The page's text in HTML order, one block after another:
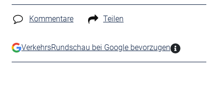
Kommentare Teilen
VerkehrsRundschau bei Google bevorzugen